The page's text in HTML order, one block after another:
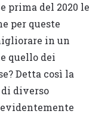
prima del 2020 le
per queste
in un
quello dei
Detta così la
diverso
evidentemente